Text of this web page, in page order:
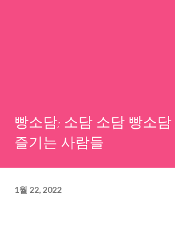
빵소담; 소담 소담 빵소
즐기는 사람들
1월 22, 2022